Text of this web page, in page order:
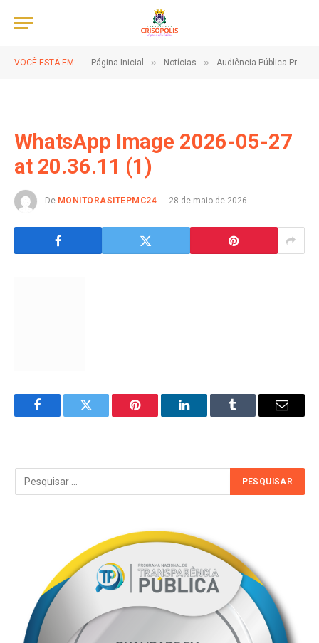
VOCÊ ESTÁ EM: Página Inicial » Notícias » Audiência Pública Presencial do 1º Quadrimestre de 2026!
WhatsApp Image 2026-05-27
at 20.36.11 (1)
De MONITORASITEPMC24 28 de maio de 2026
FacebookTwitter Pinterest LinkedInTumblr Email